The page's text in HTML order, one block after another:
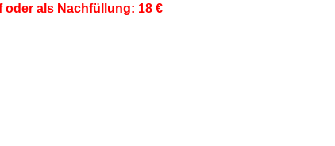
oder als Nachfüllung: 18 €